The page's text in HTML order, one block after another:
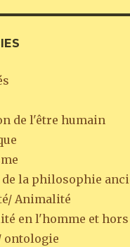
de l'être humain
la philosophie
Animalité
en l'homme et
ontologie